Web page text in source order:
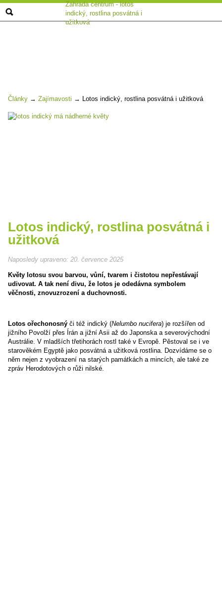
Zahrada centrum - lotos
indický, rostlina posvátná i
užitková
Články → Zajímavosti → Lotos indický, rostlina posvátná i užitková
Lotos indický, rostlina posvátná i
užitková
Naposledy upraveno: 20. července 2025
Květy lotosu svou barvou, vůní, tvarem i čistotou nepřestávají
udivovat. A tak není divu, že lotos je odedávna symbolem
věčnosti, znovuzrození a duchovnosti.
Lotos ořechonosný či též indický (Nelumbo nucifera) je rozšířen od
jižního Povolží přes Írán a jižní Asii až do Japonska a severovýchodní
Austrálie. V mladších třetihorách rostl také v Evropě. Pěstoval se i ve
starověkém Egyptě jako posvátná a užitková rostlina. Dozvídáme se o
něm nejen z vyobrazení na starých památkách a mincích, ale také ze
zpráv Herodotových o růži nilské.